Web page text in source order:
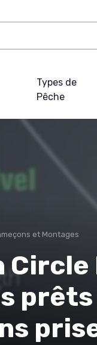
Types de
Pêche
et Montages